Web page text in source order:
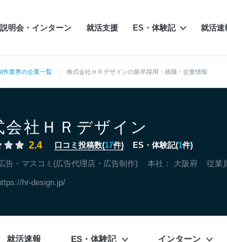
説明会・インターン 就活支援 ES・体験記 就活速
作業界の企業一覧 株式会社ＨＲデザインの新卒採用・就職・企業情報
会社ＨＲデザイン
2.4 口コミ投稿数(17件) ES・体験記(1件)
告・マスコミ(広告代理店・広告制作) 本社： 大阪府 従業
hr-design.jp/
就活速報 ES・体験記 インターン